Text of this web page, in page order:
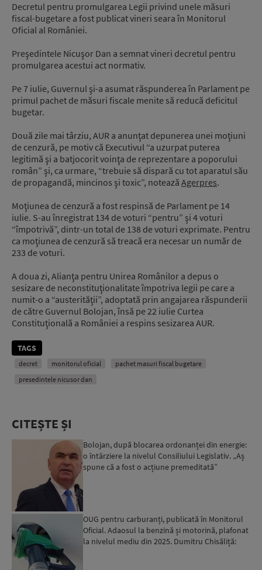
Decretul pentru promulgarea Legii privind unele măsuri
fiscal-bugetare a fost publicat vineri seara în Monitorul
Oficial al României.
Preşedintele Nicuşor Dan a semnat vineri decretul pentru
promulgarea acestui act normativ.
Pe 7 iulie, Guvernul şi-a asumat răspunderea în Parlament pe
primul pachet de măsuri fiscale menite să reducă deficitul
bugetar.
Două zile mai târziu, AUR a anunţat depunerea unei moţiuni
de cenzură, pe motiv că Executivul “a uzurpat puterea
legitimă şi a batjocorit voinţa de reprezentare a poporului
român” şi, ca urmare, “trebuie să dispară cu tot aparatul său
de propagandă, mincinos şi toxic”, notează Agerpres.
Moţiunea de cenzură a fost respinsă de Parlament pe 14
iulie. S-au înregistrat 134 de voturi “pentru” şi 4 voturi
“împotrivă”, dintr-un total de 138 de voturi exprimate. Pentru
ca moţiunea de cenzură să treacă era necesar un număr de
233 de voturi.
A doua zi, Alianţa pentru Unirea Românilor a depus o
sesizare de neconstituţionalitate împotriva legii pe care a
numit-o a “austerităţii”, adoptată prin angajarea răspunderii
de către Guvernul Bolojan, însă pe 22 iulie Curtea
Constituţională a României a respins sesizarea AUR.
TAGS
decret monitorul oficial
pachet masuri fiscal bugetare
presedintele nicusor dan
CITEȘTE ȘI
Bolojan, după blocarea ordonanței din energie:
o întârziere la nivelul Consiliului Legislativ. „Aș
spune că a fost o acțiune premeditată”
OUG pentru carburanți, publicată în Monitorul
Oficial. Adaosul la benzină și motorină, plafonat
la nivelul mediu din 2025. Dumitru Chisăliță: